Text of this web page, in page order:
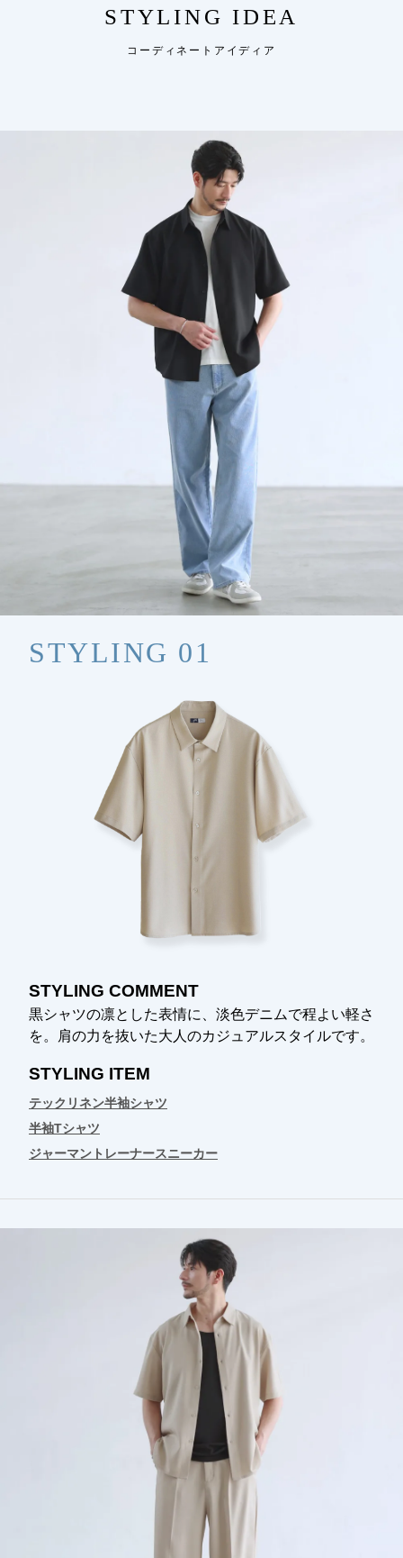
STYLING IDEA
コーディネートアイディア
STYLING 01
STYLING COMMENT
黒シャツの凛とした表情に、淡色デニムで程よい軽さ
を。肩の力を抜いた大人のカジュアルスタイルです。
STYLING ITEM
テックリネン半袖シャツ
半袖Tシャツ
ジャーマントレーナースニーカー